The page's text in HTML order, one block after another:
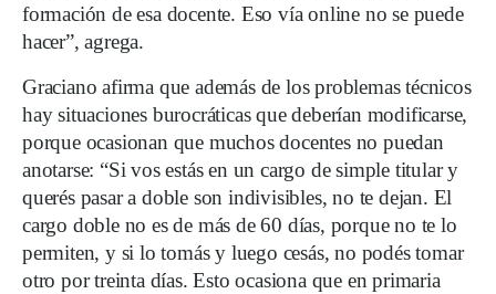
formación de esa docente. Eso vía online no se puede
hacer”, agrega.
Graciano afirma que además de los problemas técnicos
hay situaciones burocráticas que deberían modificarse,
porque ocasionan que muchos docentes no puedan
anotarse: “Si vos estás en un cargo de simple titular y
querés pasar a doble son indivisibles, no te dejan. El
cargo doble no es de más de 60 días, porque no te lo
permiten, y si lo tomás y luego cesás, no podés tomar
otro por treinta días. Esto ocasiona que en primaria